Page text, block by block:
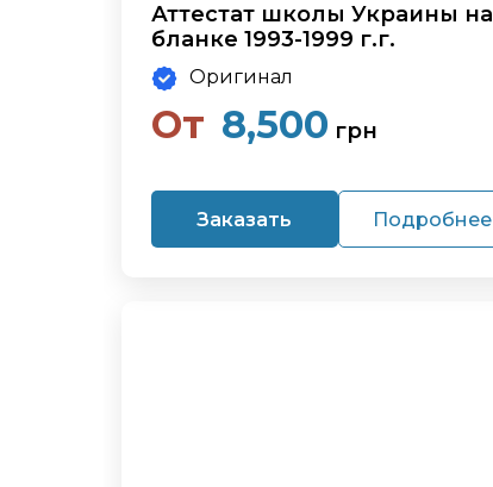
Аттестат школы Украины на
бланке 1993-1999 г.г.
Оригинал
От 8,500 грн
Заказать Подробнее